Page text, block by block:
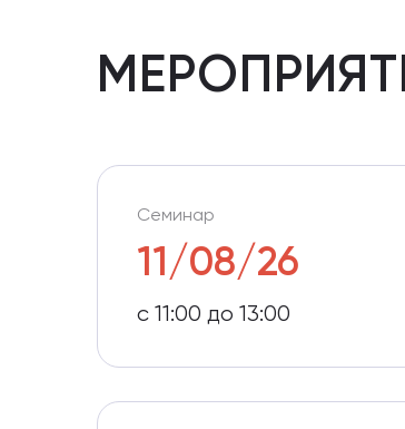
Семинар
11/08/26
с 11:00 до 13:00